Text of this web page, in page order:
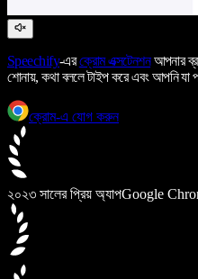
Speechify-এরক্রোম এক্সটেনশনআপনার
শোনায়, কথা বললে টাইপ করে এবং আপনি যা
ক্রোম-এ যোগ করুন
২০২৩ সালের প্রিয় অ্যাপGoogle